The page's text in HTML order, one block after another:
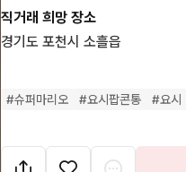
직거래 희망 장소
경기도 포천시 소흘읍
#슈퍼마리오 #요시팝콘통 #요시